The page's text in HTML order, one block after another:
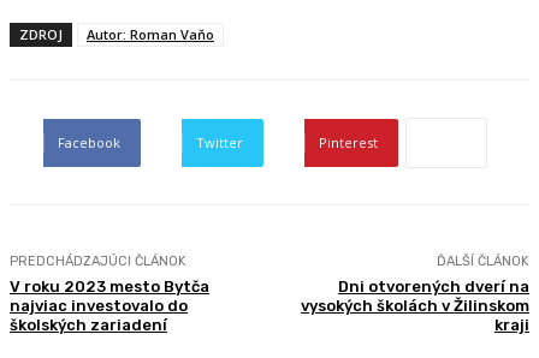
ZDROJ Autor: Roman Vaňo
Facebook Twitter Pinterest
PREDCHÁDZAJÚCI ČLÁNOK
V roku 2023 mesto Bytča
najviac investovalo do
školských zariadení
ĎALŠÍ ČLÁNOK
Dni otvorených dverí na
vysokých školách v Žilinskom
kraji